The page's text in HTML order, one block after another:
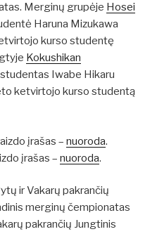
Merginų grupėje Hosei
Haruna Mizukawa
kurso studentę
Kokushikan
Iwabe Hikaru
ketvirtojo kurso studentą
įrašas – nuoroda.
įrašas – nuoroda.
ir Vakarų pakrančių
merginų čempionatas
pakrančių Jungtinis